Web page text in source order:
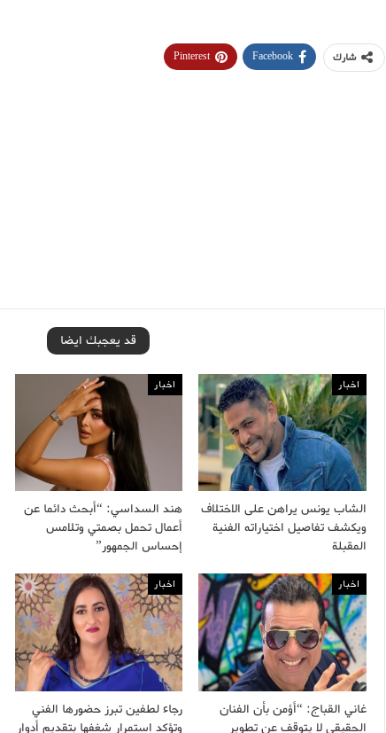
شارك Facebook
Pinterest
قد يعجبك ايضا
اخبار
الشاب يونس يراهن على الاختلاف
ويكشف تفاصيل اختياراته الفنية
المقبلة
اخبار
هند السداسي: “أبحث دائما عن
أعمال تحمل بصمتي وتلامس
إحساس الجمهور”
اخبار
غاني القباج: “أؤمن بأن الفنان
الحقيقي لا يتوقف عن تطوير
اخبار
رجاء لطفين تبرز حضورها الفني
وتؤكد استمرار شغفها بتقديم أدوار